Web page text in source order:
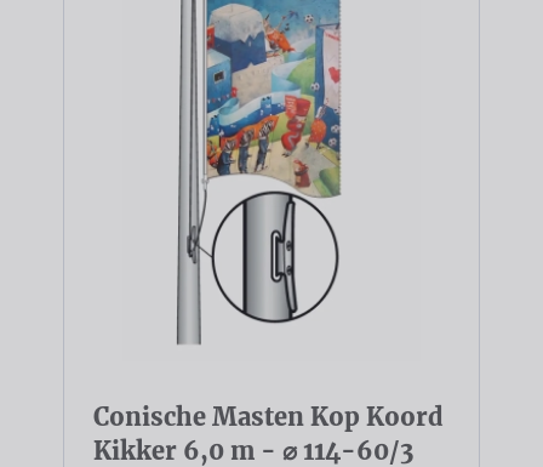
Conische Masten Kop Koord
Kikker 6,0 m - ⌀ 114-60/3